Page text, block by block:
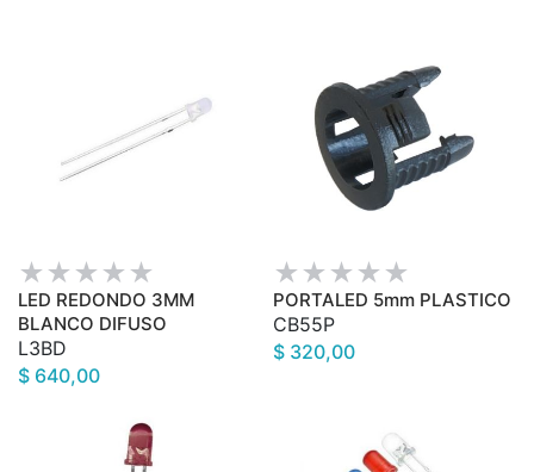
LED REDONDO 3MM
BLANCO DIFUSO
L3BD
$ 640,00
PORTALED 5mm PLASTICO
CB55P
$ 320,00